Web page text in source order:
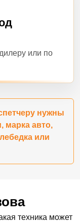
или по
нужны
марка авто,
или
техника может